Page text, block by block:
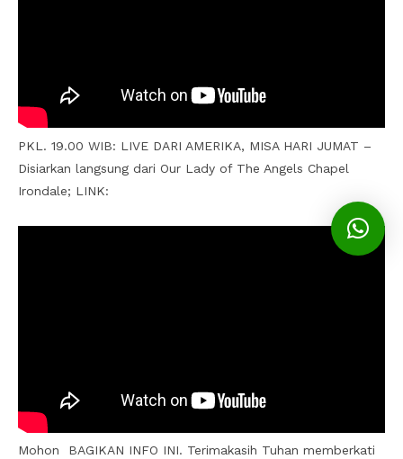
PKL. 19.00 WIB: LIVE DARI AMERIKA, MISA HARI JUMAT –
Disiarkan langsung dari Our Lady of The Angels Chapel
Irondale; LINK:
Mohon BAGIKAN INFO INI. Terimakasih Tuhan memberkati